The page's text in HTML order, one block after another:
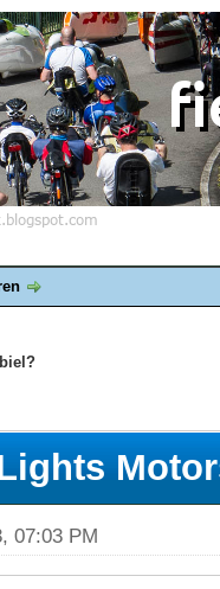
07:03 PM